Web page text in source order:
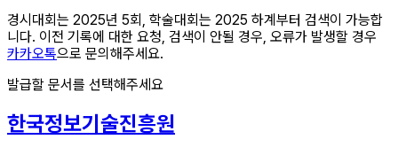
경시대회는 2025년 5회, 학술대회는 2025 하계부터 검색이 가능합
니다. 이전 기록에 대한 요청, 검색이 안될 경우, 오류가 발생할 경우
카카오톡으로 문의해주세요.
발급할 문서를 선택해주세요
한국정보기술진흥원